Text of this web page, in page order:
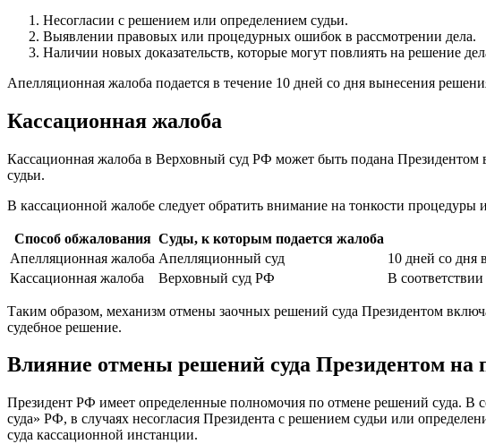
Несогласии с решением или определением судьи.
Выявлении правовых или процедурных ошибок в рассмотрении дела.
Наличии новых доказательств, которые могут повлиять на решение
Апелляционная жалоба подается в течение 10 дней со дня вынесения
Кассационная жалоба
Кассационная жалоба в Верховный суд РФ может быть подана Президентом
судьи.
В кассационной жалобе следует обратить внимание на тонкости
Способ обжалования Суды, к которым подается жалоба
Апелляционная жалоба Апелляционный суд
10 дней со дня
Кассационная жалоба
Верховный суд РФ В
Таким образом, механизм отмены заочных решений суда Президентом
судебное решение.
Влияние отмены решений суда Президентом на
Президент РФ имеет определенные полномочия по отмене решений суда. В
суда» РФ, в случаях несогласия Президента с решением судьи или
суда кассационной инстанции.